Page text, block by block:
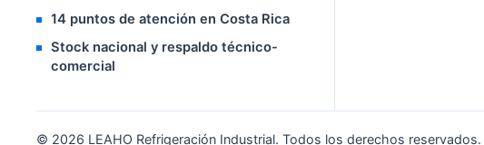
14 puntos de atención en Costa Rica
Stock nacional y respaldo técnico-
comercial
© 2026 LEAHO Refrigeración Industrial. Todos los derechos reservados.